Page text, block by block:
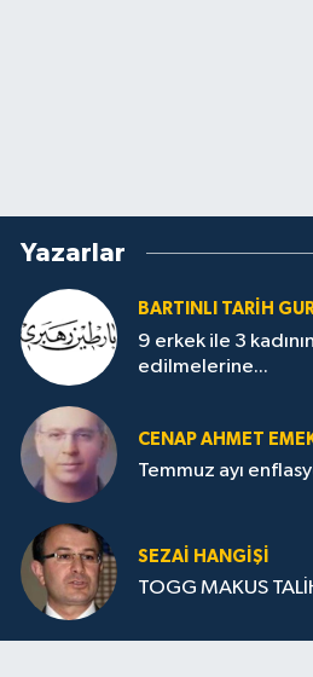
Yazarlar
BARTINLI TARIH
9 erkek ile 3
edilmelerine...
CENAP AHMET
Temmuz ayı
SEZAI HANGİŞİ
TOGG MAKUS